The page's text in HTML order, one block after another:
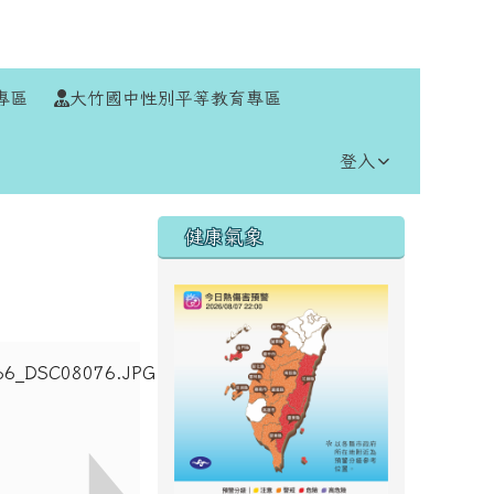
區 大竹國中性別平等教育專區
登入
右邊區域內容
健康氣象